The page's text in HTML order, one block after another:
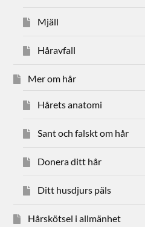
Mjäll
Håravfall
Mer om hår
Hårets anatomi
Sant och falskt om hår
Donera ditt hår
Ditt husdjurs päls
Hårskötsel i allmänhet